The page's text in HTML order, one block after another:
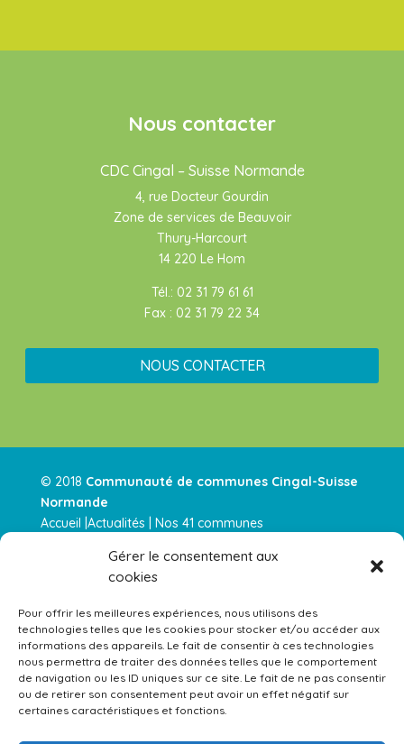
Gérer le consentement aux
cookies
Pour offrir les meilleures expériences, nous utilisons des
technologies telles que les cookies pour stocker et/ou accéder aux
informations des appareils. Le fait de consentir à ces technologies
nous permettra de traiter des données telles que le comportement
de navigation ou les ID uniques sur ce site. Le fait de ne pas consentir
ou de retirer son consentement peut avoir un effet négatif sur
certaines caractéristiques et fonctions.
Nous contacter
CDC Cingal – Suisse Normande
4, rue Docteur Gourdin
Zone de services de Beauvoir
Thury-Harcourt
14 220 Le Hom
Tél.: 02 31 79 61 61
Fax : 02 31 79 22 34
NOUS CONTACTER
© 2018 Communauté de communes Cingal-Suisse
Normande
Accueil | Actualités
Nos 41 communes
Contactez-nous |
Actualités RSS–Mentions légales
Équipements gérés par la Communauté de